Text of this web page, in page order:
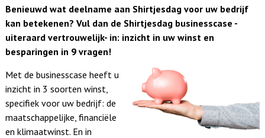
Benieuwd wat deelname aan Shirtjesdag voor uw bedrijf
kan betekenen? Vul dan de Shirtjesdag businesscase -
uiteraard vertrouwelijk- in: inzicht in uw winst en
besparingen in 9 vragen!
Met de businesscase heeft u
inzicht in 3 soorten winst,
specifiek voor uw bedrijf: de
maatschappelijke, financiële
en klimaatwinst. En in